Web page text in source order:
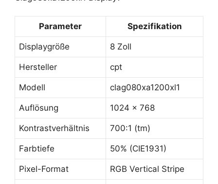
Parameter Spezifikation
Displaygröße 8 Zoll
Hersteller cpt
Modell clag080xa1200xl1
Auflösung 1024 x 768
Kontrastverhältnis 700:1 (tm)
Farbtiefe 50% (CIE1931)
Pixel-Format RGB Vertical Stripe